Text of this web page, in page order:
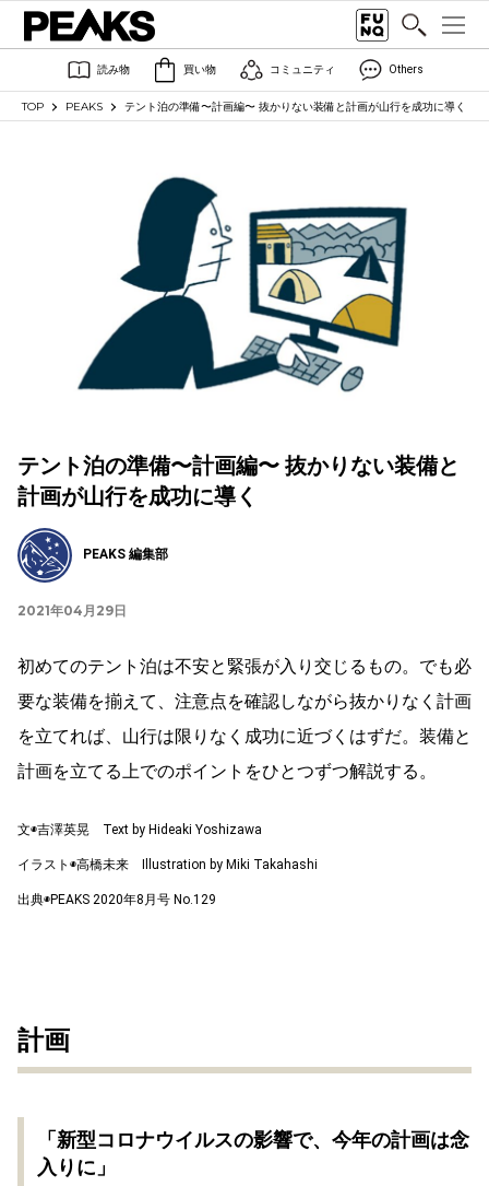
読み物 買い物 コミュニティ Others
TOP PEAKS テント泊の準備〜計画編〜 抜かりない装備と計画が山行を成功に導く
テント泊の準備〜計画編〜 抜かりない装備と
計画が山行を成功に導く
PEAKS 編集部
2021年04月29日
初めてのテント泊は不安と緊張が入り交じるもの。でも必
要な装備を揃えて、注意点を確認しながら抜かりなく計画
を立てれば、山行は限りなく成功に近づくはずだ。装備と
計画を立てる上でのポイントをひとつずつ解説する。
文◉吉澤英晃 Text by Hideaki Yoshizawa
イラスト◉高橋未来 Illustration by Miki Takahashi
出典◉PEAKS 2020年8月号 No.129
計画
「新型コロナウイルスの影響で、今年の計画は念
入りに」